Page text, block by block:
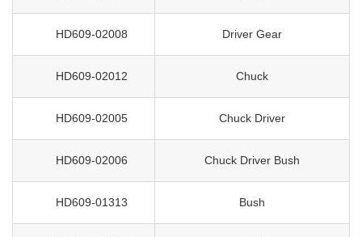
HD609-02008 Driver Gear
HD609-02012 Chuck
HD609-02005 Chuck Driver
HD609-02006 Chuck Driver Bush
HD609-01313 Bush